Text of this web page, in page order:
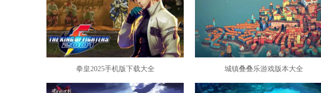
又治愈的过程，真的
赶紧来下载体验一番
拳皇2025手机版下载大全 城镇叠叠乐游戏版本大全